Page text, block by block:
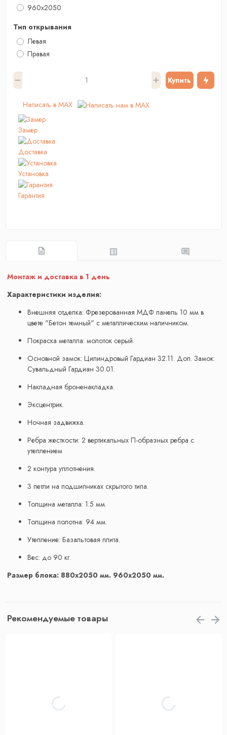
960x2050
Тип открывания
Левая
Правая
Купить
Написать в MAX
Замер
Доставка
Установка
Гарантия
Монтаж и доставка в 1 день
Характеристики изделия:
Внешняя отделка: Фрезерованная МДФ панель 10 мм в
цвете "Бетон темный" с металлическим наличником.
Покраска металла: молоток серый.
Основной замок: Цилиндровый Гардиан 32.11. Доп. Замок:
Сувальдный Гардиан 30.01.
Накладная броненакладка.
Эксцентрик.
Ночная задвижка.
Ребра жесткости: 2 вертикальных П-образных ребра с
утеплением
2 контура уплотнения.
3 петли на подшипниках скрытого типа.
Толщина металла: 1.5 мм.
Толщина полотна: 94 мм.
Утепление: Базальтовая плита.
Вес: до 90 кг.
Размер блока: 880х2050 мм. 960х2050 мм.
Рекомендуемые товары